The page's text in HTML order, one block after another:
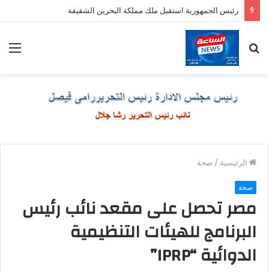
رئيس الجمهورية استقبل ملك مملكة البحرين الشقيقة
عن
الرئيسية / صحة
صحة
مصر تحصل على مقعد نائب رئيس
البرنامج للهيئات التنظيمية
الدوائية “IPRP”